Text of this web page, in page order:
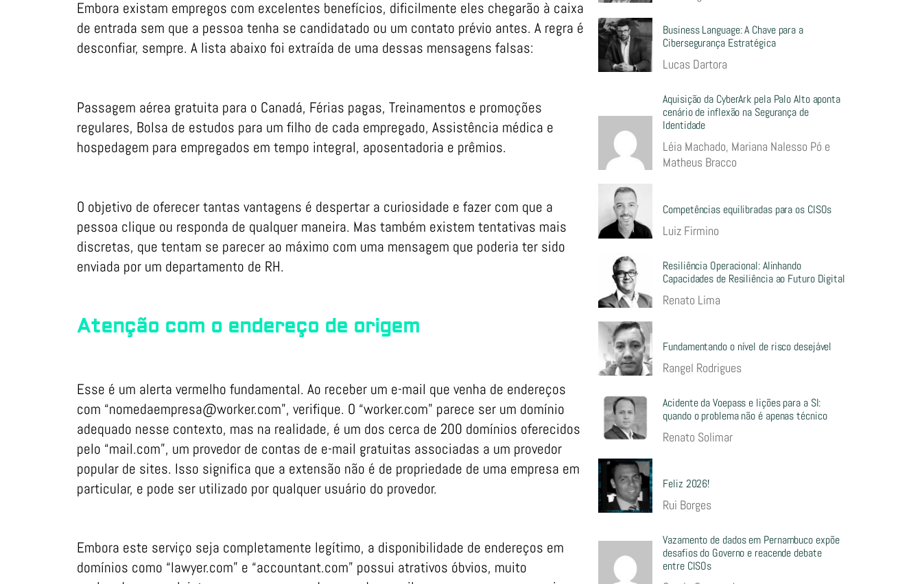
Embora existam empregos com excelentes benefícios, dificilmente eles chegarão à caixa
de entrada sem que a pessoa tenha se candidatado ou um contato prévio antes. A regra é
desconfiar, sempre. A lista abaixo foi extraída de uma dessas mensagens falsas:
Passagem aérea gratuita para o Canadá, Férias pagas, Treinamentos e promoções
regulares, Bolsa de estudos para um filho de cada empregado, Assistência médica e
hospedagem para empregados em tempo integral, aposentadoria e prêmios.
O objetivo de oferecer tantas vantagens é despertar a curiosidade e fazer com que a
pessoa clique ou responda de qualquer maneira. Mas também existem tentativas mais
discretas, que tentam se parecer ao máximo com uma mensagem que poderia ter sido
enviada por um departamento de RH.
Atenção com o endereço de origem
Esse é um alerta vermelho fundamental. Ao receber um e-mail que venha de endereços
com “nomedaempresa@worker.com”, verifique. O “worker.com” parece ser um domínio
adequado nesse contexto, mas na realidade, é um dos cerca de 200 domínios oferecidos
pelo “mail.com”, um provedor de contas de e-mail gratuitas associadas a um provedor
popular de sites. Isso significa que a extensão não é de propriedade de uma empresa em
particular, e pode ser utilizado por qualquer usuário do provedor.
Embora este serviço seja completamente legítimo, a disponibilidade de endereços em
domínios como “lawyer.com” e “accountant.com” possui atrativos óbvios, muito
Business Language: A Chave para a
Cibersegurança Estratégica
Lucas Dartora
Aquisição da CyberArk pela Palo Alto aponta
cenário de inflexão na Segurança de
Identidade
Léia Machado, Mariana Nalesso Pó e
Matheus Bracco
Competências equilibradas para os CISOs
Luiz Firmino
Resiliência Operacional: Alinhando
Capacidades de Resiliência ao Futuro Digital
Renato Lima
Fundamentando o nível de risco desejável
Rangel Rodrigues
Acidente da Voepass e lições para a SI:
quando o problema não é apenas técnico
Renato Solimar
Feliz 2026!
Rui Borges
Vazamento de dados em Pernambuco expõe
desafios do Governo e reacende debate
entre CISOs